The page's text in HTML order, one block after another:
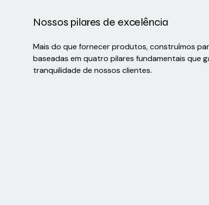
Nossos pilares de excelência
Mais do que fornecer produtos, construímos
baseadas em quatro pilares fundamentais que
tranquilidade de nossos clientes.